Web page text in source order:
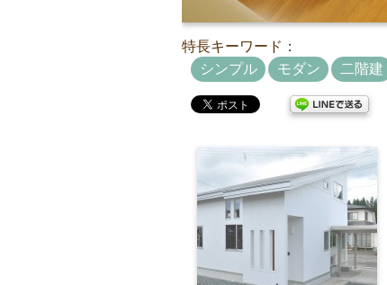
特長キーワード：
シンプル
モダン 二階建